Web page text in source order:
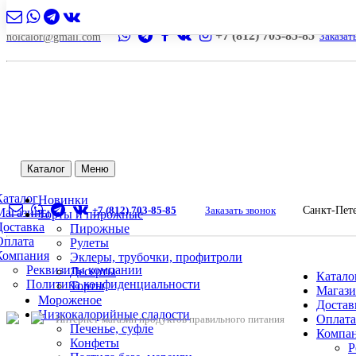
nolcalor@gmail.com +7 (812) 703-85-85
Каталог Меню
Реквизиты компании
Политика конфиденциальности
Новинки
Торты и пирожные
Пирожные
Рулеты
Эклеры, трубочки, профитроли
Десерты
Торты
Мороженое
Низкокалорийные сладости
Печенье, суфле
Конфеты
+7 (812) 703-85-85 Заказать звонок Санкт-
Интернет-магазин продуктов правильного питания
Оплата